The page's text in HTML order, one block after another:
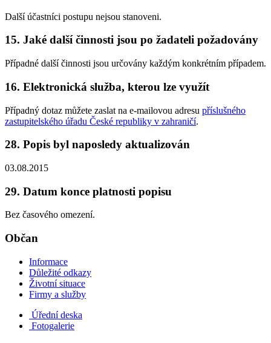
Další účastníci postupu nejsou stanoveni.
15. Jaké další činnosti jsou po žadateli požadovány
Případné další činnosti jsou určovány každým konkrétním případem.
16. Elektronická služba, kterou lze využít
Případný dotaz můžete zaslat na e-mailovou adresu příslušného
zastupitelského úřadu České republiky v zahraničí.
28. Popis byl naposledy aktualizován
03.08.2015
29. Datum konce platnosti popisu
Bez časového omezení.
Občan
Informace
Důležité odkazy
Životní situace
Firmy a služby
Úřední deska
Fotogalerie